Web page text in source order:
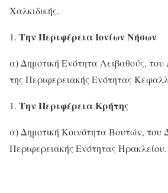
Χαλκιδικής.
Την Περιφέρεια Ιονίων Νήσων
α) Δημοτική Ενότητα Λειβαθούς,
της Περιφερειακής Ενότητας
Την Περιφέρεια Κρήτης
α) Δημοτική Κοινότητα Βουτών, του
Περιφερειακής Ενότητας Ηρακλείου.